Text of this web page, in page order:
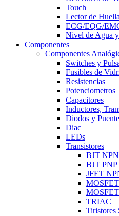
Touch
Lector de Huella
ECG/EQG/
Nivel de Agua
Componentes
Componentes
Switches y
Fusibles de
Resistencias
Potenciometros
Capacitores
Inductores,
Diodos y
Diac
LEDs
Transistores
BJT NPN
BJT PNP
JFET
TRIAC
Tiristores